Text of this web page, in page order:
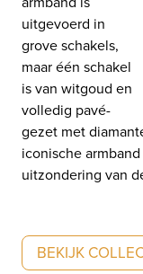
uitgevoerd in
grove schakels,
maar één schakel
is van witgoud en
volledig pavé-
gezet met
iconische
uitzondering van
BEKIJK